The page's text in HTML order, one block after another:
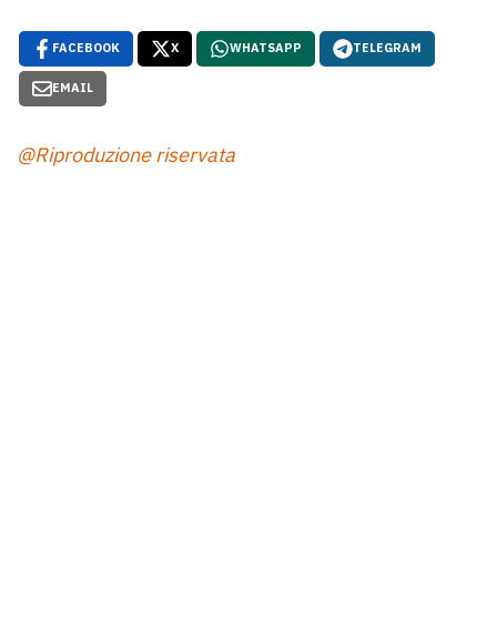
FACEBOOK X WHATSAPP TELEGRAM
EMAIL
@Riproduzione riservata